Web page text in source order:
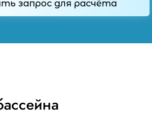
запрос для расчёта
Отправить